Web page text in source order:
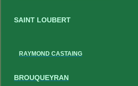
SAINT LOUBERT
RAYMOND CASTAING
BROUQUEYRAN